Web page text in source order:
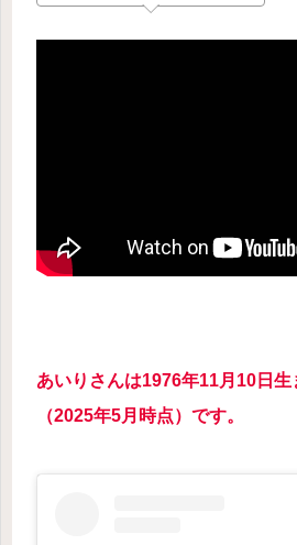
あいりさんは1976年11月10日
（2025年5月時点）です。